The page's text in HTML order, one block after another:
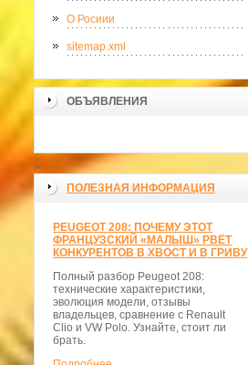
О Росиии
sitemap.xml
ОБЪЯВЛЕНИЯ
>
ПОЛЕЗНАЯ ИНФОРМАЦИЯ
PEUGEOT 208: ПОЧЕМУ ЭТОТ
ФРАНЦУЗСКИЙ «МАЛЫШ» РВЁТ
КОНКУРЕНТОВ В ХВОСТ И В ГРИВУ
Полный разбор Peugeot 208:
технические характеристики,
эволюция модели, отзывы
владельцев, сравнение с Renault
Clio и VW Polo. Узнайте, стоит ли
брать.